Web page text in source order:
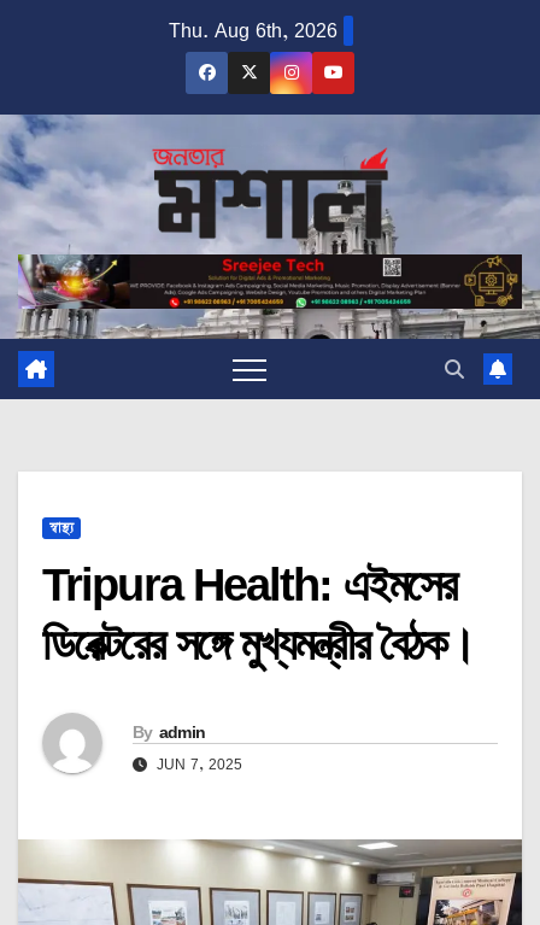
Thu. Aug 6th, 2026
স্বাস্থ্য
Tripura Health: এইমসের
ডিরেক্টরের সঙ্গে মুখ্যমন্ত্রীর বৈঠক।
By admin
JUN 7, 2025